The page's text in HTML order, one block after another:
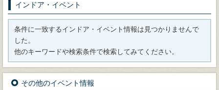
インドア・イベント
条件に一致するインドア・イベント情報は見つかりませんで
した。
他のキーワードや検索条件で検索してみてください。
その他のイベント情報